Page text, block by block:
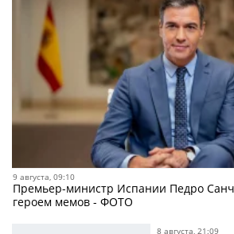
9 августа, 09:10
Премьер-министр Испании Педро
героем мемов - ФОТО
8 августа, 21:09